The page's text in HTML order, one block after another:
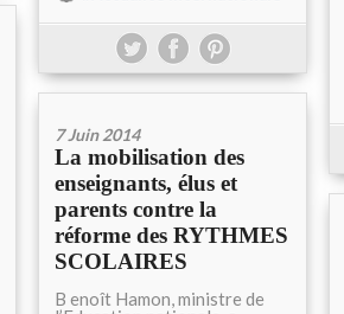
7 Juin 2014
La mobilisation des
enseignants, élus et
parents contre la
réforme des RYTHMES
SCOLAIRES
B enoît Hamon, ministre de